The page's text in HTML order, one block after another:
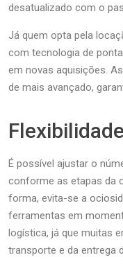
desatualizado com o
Já quem opta pela
com tecnologia de
em novas aquisições.
de mais avançado,
É possível ajustar o
conforme as etapas da
forma, evita-se a
ferramentas em
logística, já que muitas
transporte e da entrega